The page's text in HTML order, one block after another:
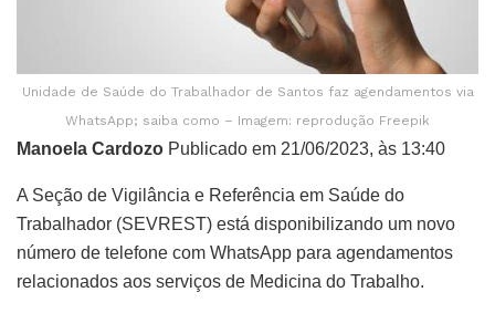
Unidade de Saúde do Trabalhador de Santos faz agendamentos via
WhatsApp; saiba como – Imagem: reprodução Freepik
Manoela Cardozo Publicado em 21/06/2023, às 13:40
A Seção de Vigilância e Referência em Saúde do
Trabalhador (SEVREST) está disponibilizando um novo
número de telefone com WhatsApp para agendamentos
relacionados aos serviços de Medicina do Trabalho.